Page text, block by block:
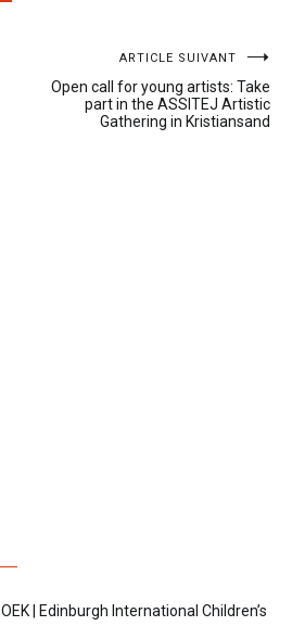
ARTICLE SUIVANT
Open call for young artists: Take
part in the ASSITEJ Artistic
Gathering in Kristiansand
| Edinburgh International Children’s